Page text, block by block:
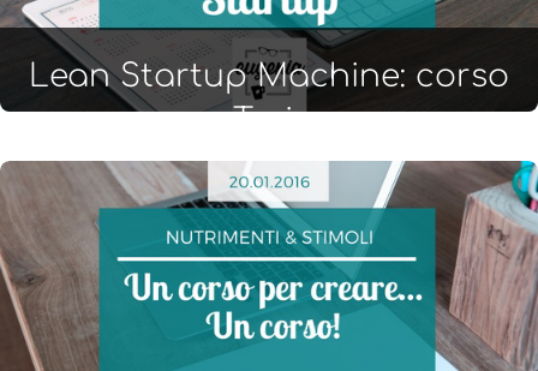
Lean Startup Machine: corso
a Torino